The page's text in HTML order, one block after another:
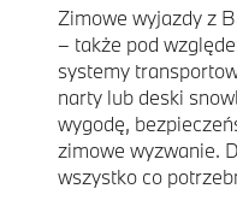
Zimowe wyjazdy z
– także pod
systemy
narty lub deski
wygodę,
zimowe wyzwanie.
wszystko co